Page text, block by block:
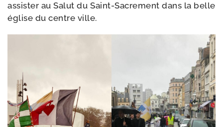
assis­ter au Salut du Saint-​Sacrement dans la belle
église du centre ville.